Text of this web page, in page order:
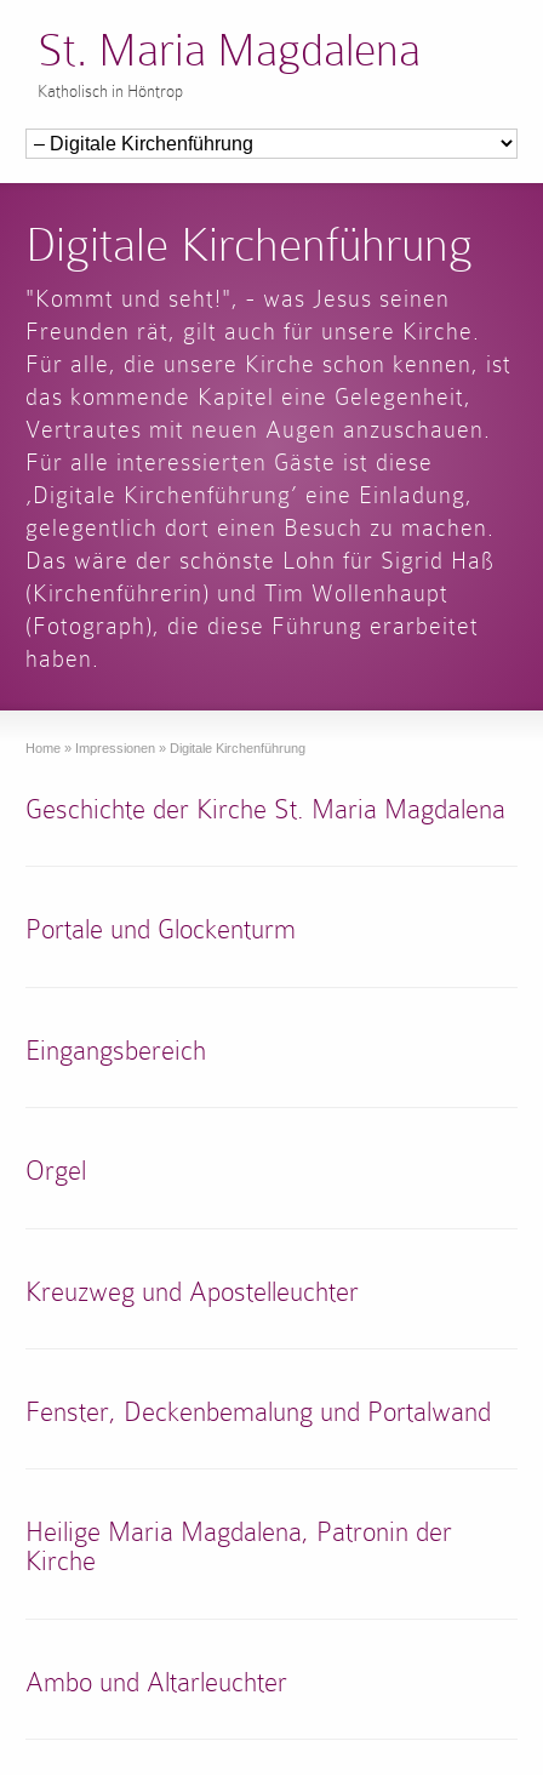
St. Maria Magdalena
Katholisch in Höntrop
Digitale Kirchenführung
"Kommt und seht!", - was Jesus seinen
Freunden rät, gilt auch für unsere Kirche.
Für alle, die unsere Kirche schon kennen, ist
das kommende Kapitel eine Gelegenheit,
Vertrautes mit neuen Augen anzuschauen.
Für alle interessierten Gäste ist diese
‚Digitale Kirchenführung’ eine Einladung,
gelegentlich dort einen Besuch zu machen.
Das wäre der schönste Lohn für Sigrid Haß
(Kirchenführerin) und Tim Wollenhaupt
(Fotograph), die diese Führung erarbeitet
haben.
Home » Impressionen » Digitale Kirchenführung
Geschichte der Kirche St. Maria Magdalena
Portale und Glockenturm
Eingangsbereich
Orgel
Kreuzweg und Apostelleuchter
Fenster, Deckenbemalung und Portalwand
Heilige Maria Magdalena, Patronin der
Kirche
Ambo und Altarleuchter